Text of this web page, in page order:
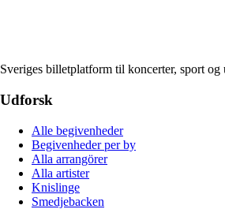
Sveriges billetplatform til koncerter, sport og
Udforsk
Alle begivenheder
Begivenheder per by
Alla arrangörer
Alla artister
Knislinge
Smedjebacken